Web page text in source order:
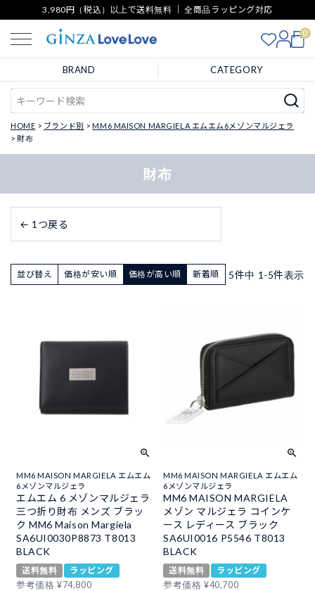
3,980円（税込）以上で送料無料 ｜ 全商品ラッピング対応
0
BRAND CATEGORY
HOME ブランド別
MM6 MAISON MARGIELA エムエム6メゾンマルジェラ
財布
財布
← 1つ戻る
並び替え 価格が安い順 価格が高い順 新着順 5件中 1 -5件表示
MM6 MAISON MARGIELA エムエム
6メゾンマルジェラ
エムエム 6 メゾンマルジェラ
三つ折り財布 メンズ ブラッ
ク MM6 Maison Margiela
SA6UI0030P8873 T8013
BLACK
送料無料
ラッピング
参考価格 ¥74,800
MM6 MAISON MARGIELA エムエム
6メゾンマルジェラ
MM6 MAISON MARGIELA
メゾン マルジェラ コインケ
ース レディース ブラック
SA6UI0016 P5546 T8013
BLACK
送料無料
ラッピング
参考価格 ¥40,700